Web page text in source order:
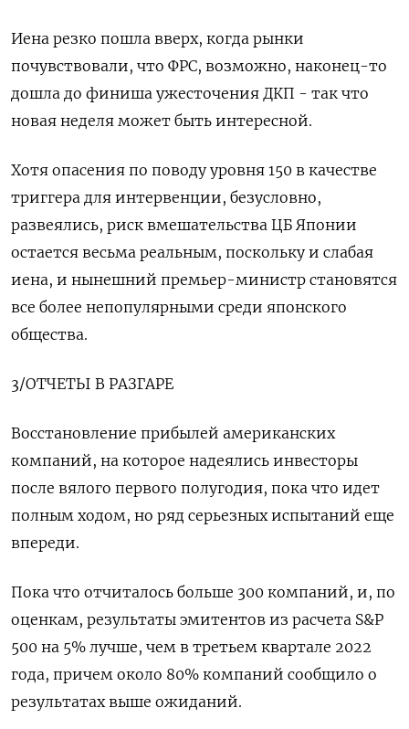
Иена резко пошла вверх, когда рынки
почувствовали, что ФРС, возможно, наконец-то
дошла до финиша ужесточения ДКП - так что
новая неделя может быть интересной.
Хотя опасения по поводу уровня 150 в качестве
триггера для интервенции, безусловно,
развеялись, риск вмешательства ЦБ Японии
остается весьма реальным, поскольку и слабая
иена, и нынешний премьер-министр становятся
все более непопулярными среди японского
общества.
3/ОТЧЕТЫ В РАЗГАРЕ
Восстановление прибылей американских
компаний, на которое надеялись инвесторы
после вялого первого полугодия, пока что идет
полным ходом, но ряд серьезных испытаний еще
впереди.
Пока что отчиталось больше 300 компаний, и, по
оценкам, результаты эмитентов из расчета S&P
500 на 5% лучше, чем в третьем квартале 2022
года, причем около 80% компаний сообщило о
результатах выше ожиданий.